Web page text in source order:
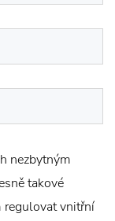
nezbytným
takové
regulovat vnitřní